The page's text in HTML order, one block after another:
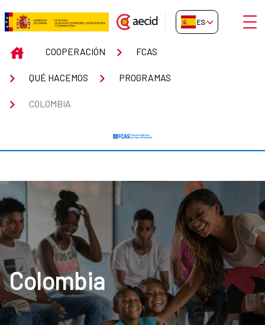
Saltar al contenido principal
Colombia
ES-ES Abrir
INICIOCOOPERACIÓN FCAS
QUÉ HACEMOS PROGRAMAS
COLOMBIA
Colombia